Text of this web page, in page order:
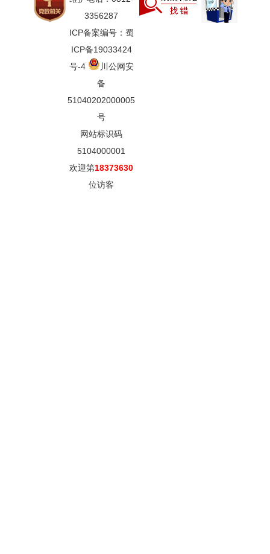
3356287
ICP备案编号：蜀
ICP备19033424
号-4
川公网安
备
51040202000005
号
网站标识码
5104000001
欢迎第18373630
位访客